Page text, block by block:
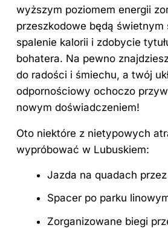
wyższym poziomem energii
przeszkodowe będą świetnym
spalenie kalorii i zdobycie
bohatera. Na pewno
do radości i śmiechu, a twój
odpornościowy ochoczo
nowym doświadczeniem!
Oto niektóre z nietypowych
wypróbować w Lubuskiem:
Jazda na quadach
Spacer po parku
Zorganizowane biegi